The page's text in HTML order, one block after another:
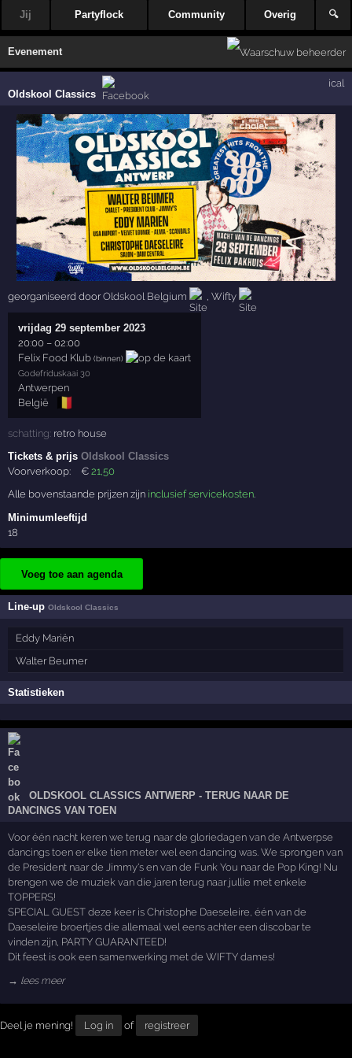
Jij Partyflock Community Overig 🔍
Evenement
Oldskool Classics
ical
georganiseerd doorOldskool Belgium ,Wifty
vrijdag 29 september 2023
20:00 –02:00
Felix Food Klub (binnen)
Godefriduskaai 30
Antwerpen
België
🇧🇪
schatting: retro house
Tickets & prijsOldskool Classics
Voorverkoop:
€21,50
Alle bovenstaande prijzen zijn inclusief servicekosten.
Minimumleeftijd
18
Voeg toe aan agenda
Line-upOldskool Classics
Eddy Mariën
Walter Beumer
Statistieken
OLDSKOOL CLASSICS ANTWERP - TERUG NAAR DE
DANCINGS VAN TOEN
Voor één nacht keren we terug naar de gloriedagen van de Antwerpse
dancings toen er elke tien meter wel een dancing was. We sprongen van
de President naar de Jimmy's en van de Funk You naar de Pop King! Nu
brengen we de muziek van die jaren terug naar jullie met enkele
TOPPERS!
SPECIAL GUEST deze keer is Christophe Daeseleire, één van de
Daeseleire broertjes die allemaal wel eens achter een discobar te
vinden zijn, PARTY GUARANTEED!
Dit feest is ook een samenwerking met de WIFTY dames!
→ lees meer
Deel je mening! Log in of registreer